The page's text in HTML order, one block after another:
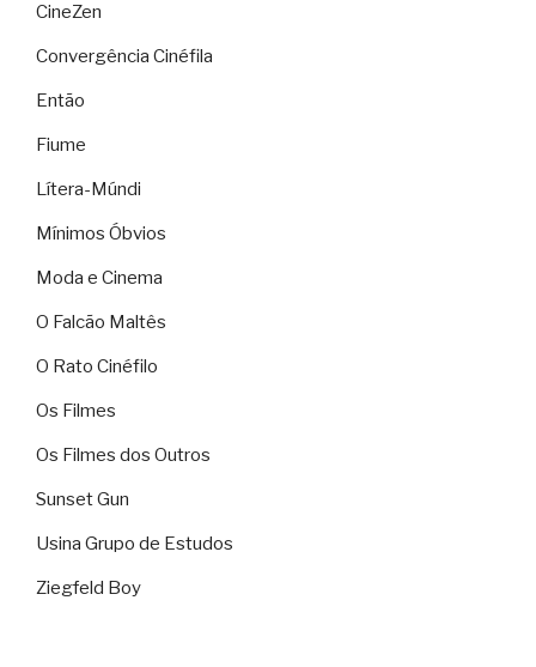
CineZen
Convergência Cinéfila
Então
Fiume
Lítera-Múndi
Mínimos Óbvios
Moda e Cinema
O Falcão Maltês
O Rato Cinéfilo
Os Filmes
Os Filmes dos Outros
Sunset Gun
Usina Grupo de Estudos
Ziegfeld Boy